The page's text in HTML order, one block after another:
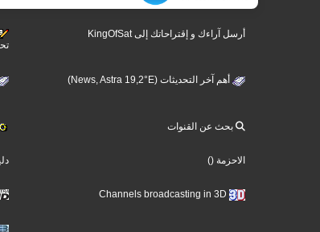
أرسل آراءك و إقتراحاتك إلى KingOfSat
أهم آخر التحديثات (News, Astra 19,2°E)
بحث عن القنوات
الاحزمة ()